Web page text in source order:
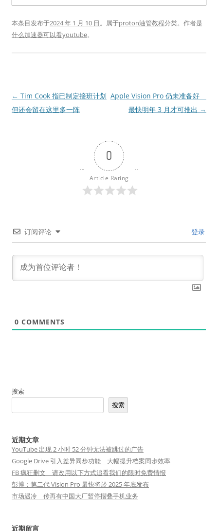
本条目发布于2024 年 1 月 10 日。属于proton油管教程分类。 作者是
什么加速器可以看youtube。
文
章
← Tim Cook 指已制定接班计划
但还会留在这里多一阵
Apple Vision Pro 仍未准备好
最快明年 3 月才可推出 →
0
Article Rating
订阅评论 登录
0 COMMENTS
搜索
搜索
近期文章
YouTube 出现 2 小时 52 分钟无法被跳过的广告
Google Drive 引入差异同步功能 大幅提升档案同步效率
FB 疯狂删文 请改用以下方式追看我们的限时免费情报
彭博：第二代 Vision Pro 最快将於 2025 年底发布
市场遇冷 传再有中国大厂暂停摺叠手机业务
近期留言